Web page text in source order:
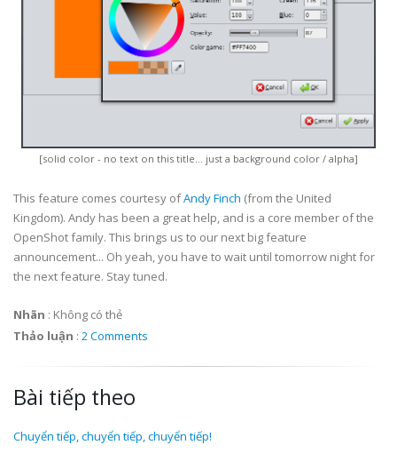
[solid color - no text on this title... just a background color / alpha]
This feature comes courtesy ofAndy Finch (from the United
Kingdom). Andy has been a great help, and is a core member of the
OpenShot family. This brings us to our next big feature
announcement... Oh yeah, you have to wait until tomorrow night for
the next feature. Stay tuned.
Nhãn : Không có thẻ
Thảo luận : 2 Comments
Bài tiếp theo
Chuyển tiếp, chuyển tiếp, chuyển tiếp!